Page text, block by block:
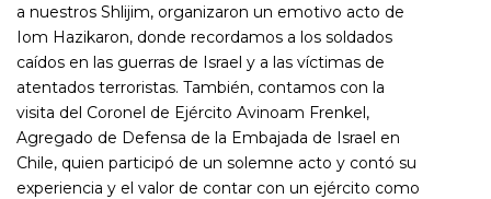
a nuestros Shlijim, organizaron un emotivo acto de
Iom Hazikaron, donde recordamos a los soldados
caídos en las guerras de Israel y a las víctimas de
atentados terroristas. También, contamos con la
visita del Coronel de Ejército Avinoam Frenkel,
Agregado de Defensa de la Embajada de Israel en
Chile, quien participó de un solemne acto y contó su
experiencia y el valor de contar con un ejército como